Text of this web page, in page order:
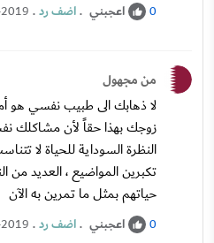
0 اعجبني .اضف رد.
من مجهول
لا ذهابك الى طبيب نفسي هو
زوجك بهذا حقاً لأن مشاكلك
النظرة السوداية للحياة لا
تكبرين المواضيع ، العديد من
حياتهم بمثل ما تمرين به الآن
0 اعجبني .اضف رد.